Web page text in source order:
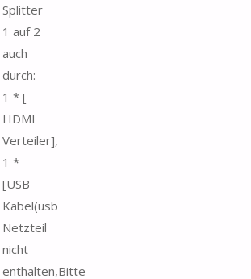
Splitter
1 auf 2
auch
durch:
1 * [
HDMI
Verteiler],
1 *
[USB
Kabel(usb
Netzteil
nicht
enthalten,Bitte